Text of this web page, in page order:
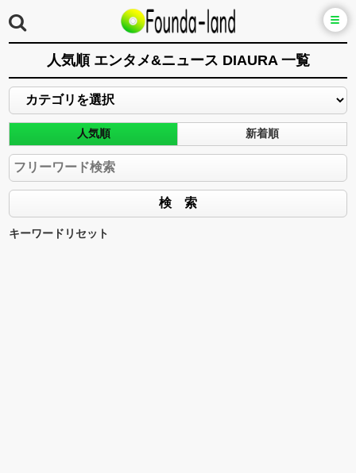
人気順 エンタメ&ニュース DIAURA 一覧
人気順 新着順
キーワードリセット